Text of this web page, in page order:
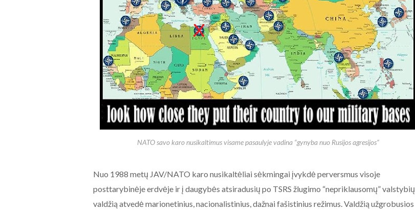
NATO savo karo nusikaltimus visame pasaulyje vadina “gynyba nuo Rusijos agresijos”
Nuo 1988 metų JAV/NATO karo nusikaltėliai sėkmingai įvykdė perversmus visoje
posttarybinėje erdvėje ir į daugybės atsiradusių po TSRS žlugimo “nepriklausomų” valstybių
valdžią atvedė marionetinius, nacionalistinius, dažnai fašistinius režimus. Valdžią užgrobusios